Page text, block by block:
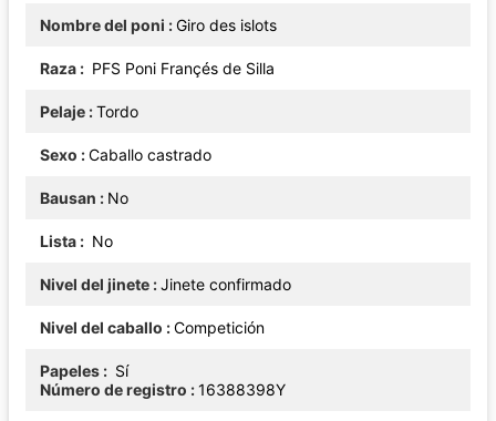
Nombre del poni Giro des islots
Raza PFS Poni Françés de Silla
Pelaje Tordo
Sexo Caballo castrado
Bausan No
Lista No
Nivel del jinete Jinete confirmado
Nivel del caballo Competición
Papeles
Sí
Número de registro
16388398Y